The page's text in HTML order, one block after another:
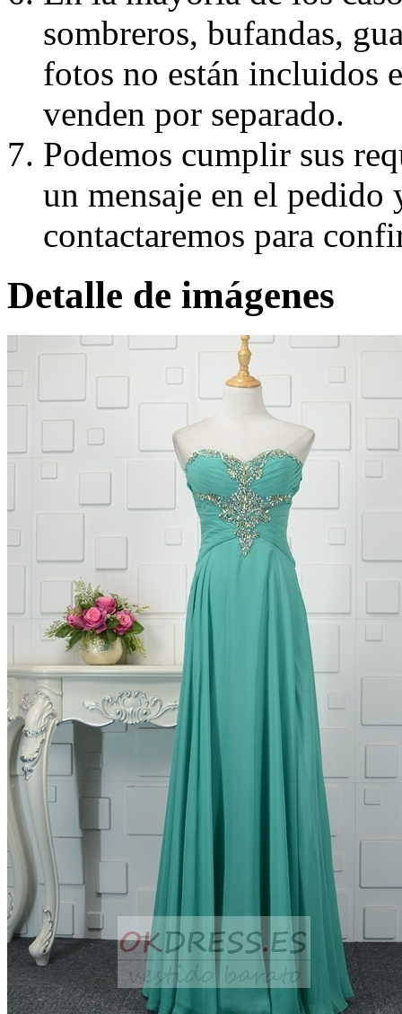
sombreros, bufandas,
fotos no están incluidos
venden por separado.
Podemos cumplir sus
un mensaje en el pedido
contactaremos para
Detalle de imágenes